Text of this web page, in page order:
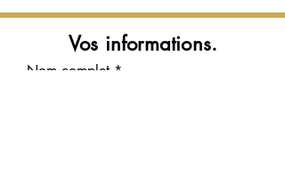
Vos informations.
Nom complet